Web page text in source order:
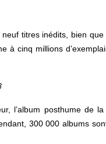
titres inédits, bien
à cinq millions
l’album posthume de
300 000 albums